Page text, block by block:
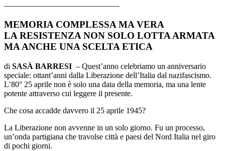
——————————————-
MEMORIA COMPLESSA MA VERA
LA RESISTENZA NON SOLO LOTTA ARMATA
MA ANCHE UNA SCELTA ETICA
di SASÀ BARRESI – Quest’anno celebriamo un anniversario
speciale: ottant’anni dalla Liberazione dell’Italia dal nazifascismo.
L’80° 25 aprile non è solo una data della memoria, ma una lente
potente attraverso cui leggere il presente.
Che cosa accadde davvero il 25 aprile 1945?
La Liberazione non avvenne in un solo giorno. Fu un processo,
un’onda partigiana che travolse città e paesi del Nord Italia nel giro
di pochi giorni.